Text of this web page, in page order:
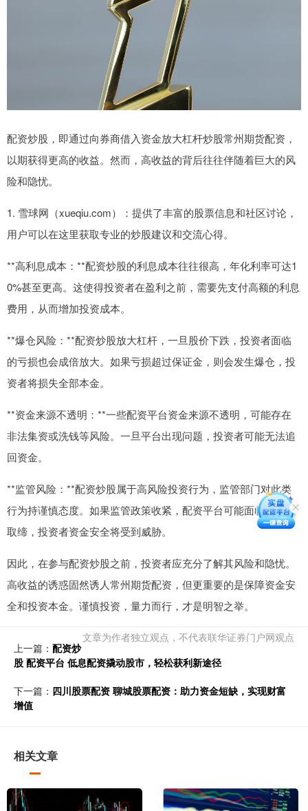
配资炒股，即通过向券商借入资金放大杠杆炒股常州期货配资，
以期获得更高的收益。然而，高收益的背后往往伴随着巨大的风
险和隐忧。
1. 雪球网（xueqiu.com）：提供了丰富的股票信息和社区讨论，
用户可以在这里获取专业的炒股建议和交流心得。
**高利息成本：**配资炒股的利息成本往往很高，年化利率可达1
0%甚至更高。这使得投资者在盈利之前，需要先支付高额的利息
费用，从而增加投资成本。
**爆仓风险：**配资炒股放大杠杆，一旦股价下跌，投资者面临
的亏损也会成倍放大。如果亏损超过保证金，则会发生爆仓，投
资者将损失全部本金。
**资金来源不透明：**一些配资平台资金来源不透明，可能存在
非法集资或洗钱等风险。一旦平台出现问题，投资者可能无法追
回资金。
**监管风险：**配资炒股属于高风险投资行为，监管部门对此类
行为持谨慎态度。如果监管政策收紧，配资平台可能面临整顿或
取缔，投资者资金安全将受到威胁。
因此，在参与配资炒股之前，投资者应充分了解其风险和隐忧。
高收益的诱惑固然诱人常州期货配资，但更重要的是保障资金安
全和投资本金。谨慎投资，量力而行，才是明智之举。
文章为作者独立观点，不代表联华证券门户网观点
上一篇： 配资炒
股 配资平台 低息配资撬动股市，轻松获利新途径
下一篇： 四川股票配资 聊城股票配资：助力资金短缺，实现财富
增值
相关文章